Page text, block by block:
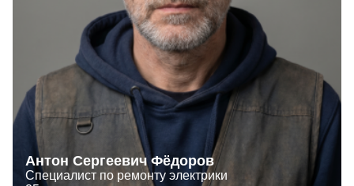
Антон Сергеевич Фёдоров
Специалист по ремонту электрики